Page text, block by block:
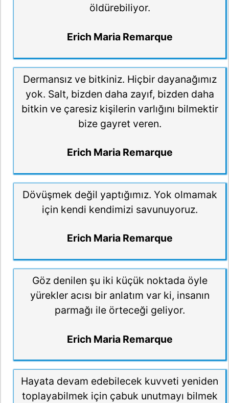
öldürebiliyor.
Erich Maria Remarque
Dermansız ve bitkiniz. Hiçbir dayanağımız
yok. Salt, bizden daha zayıf, bizden daha
bitkin ve çaresiz kişilerin varlığını bilmektir
bize gayret veren.
Erich Maria Remarque
Dövüşmek değil yaptığımız. Yok olmamak
için kendi kendimizi savunuyoruz.
Erich Maria Remarque
Göz denilen şu iki küçük noktada öyle
yürekler acısı bir anlatım var ki, insanın
parmağı ile örteceği geliyor.
Erich Maria Remarque
Hayata devam edebilecek kuvveti yeniden
toplayabilmek için çabuk unutmayı bilmek